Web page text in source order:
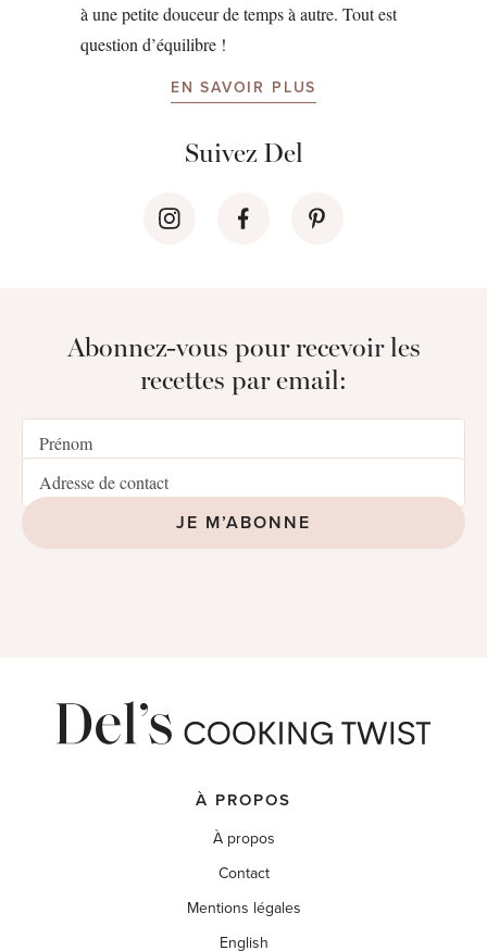
à une petite douceur de temps à autre. Tout est
question d’équilibre !
EN SAVOIR PLUS
Suivez Del
Abonnez-vous pour recevoir les
recettes par email:
JE M’ABONNE
À PROPOS
À propos
Contact
Mentions légales
English